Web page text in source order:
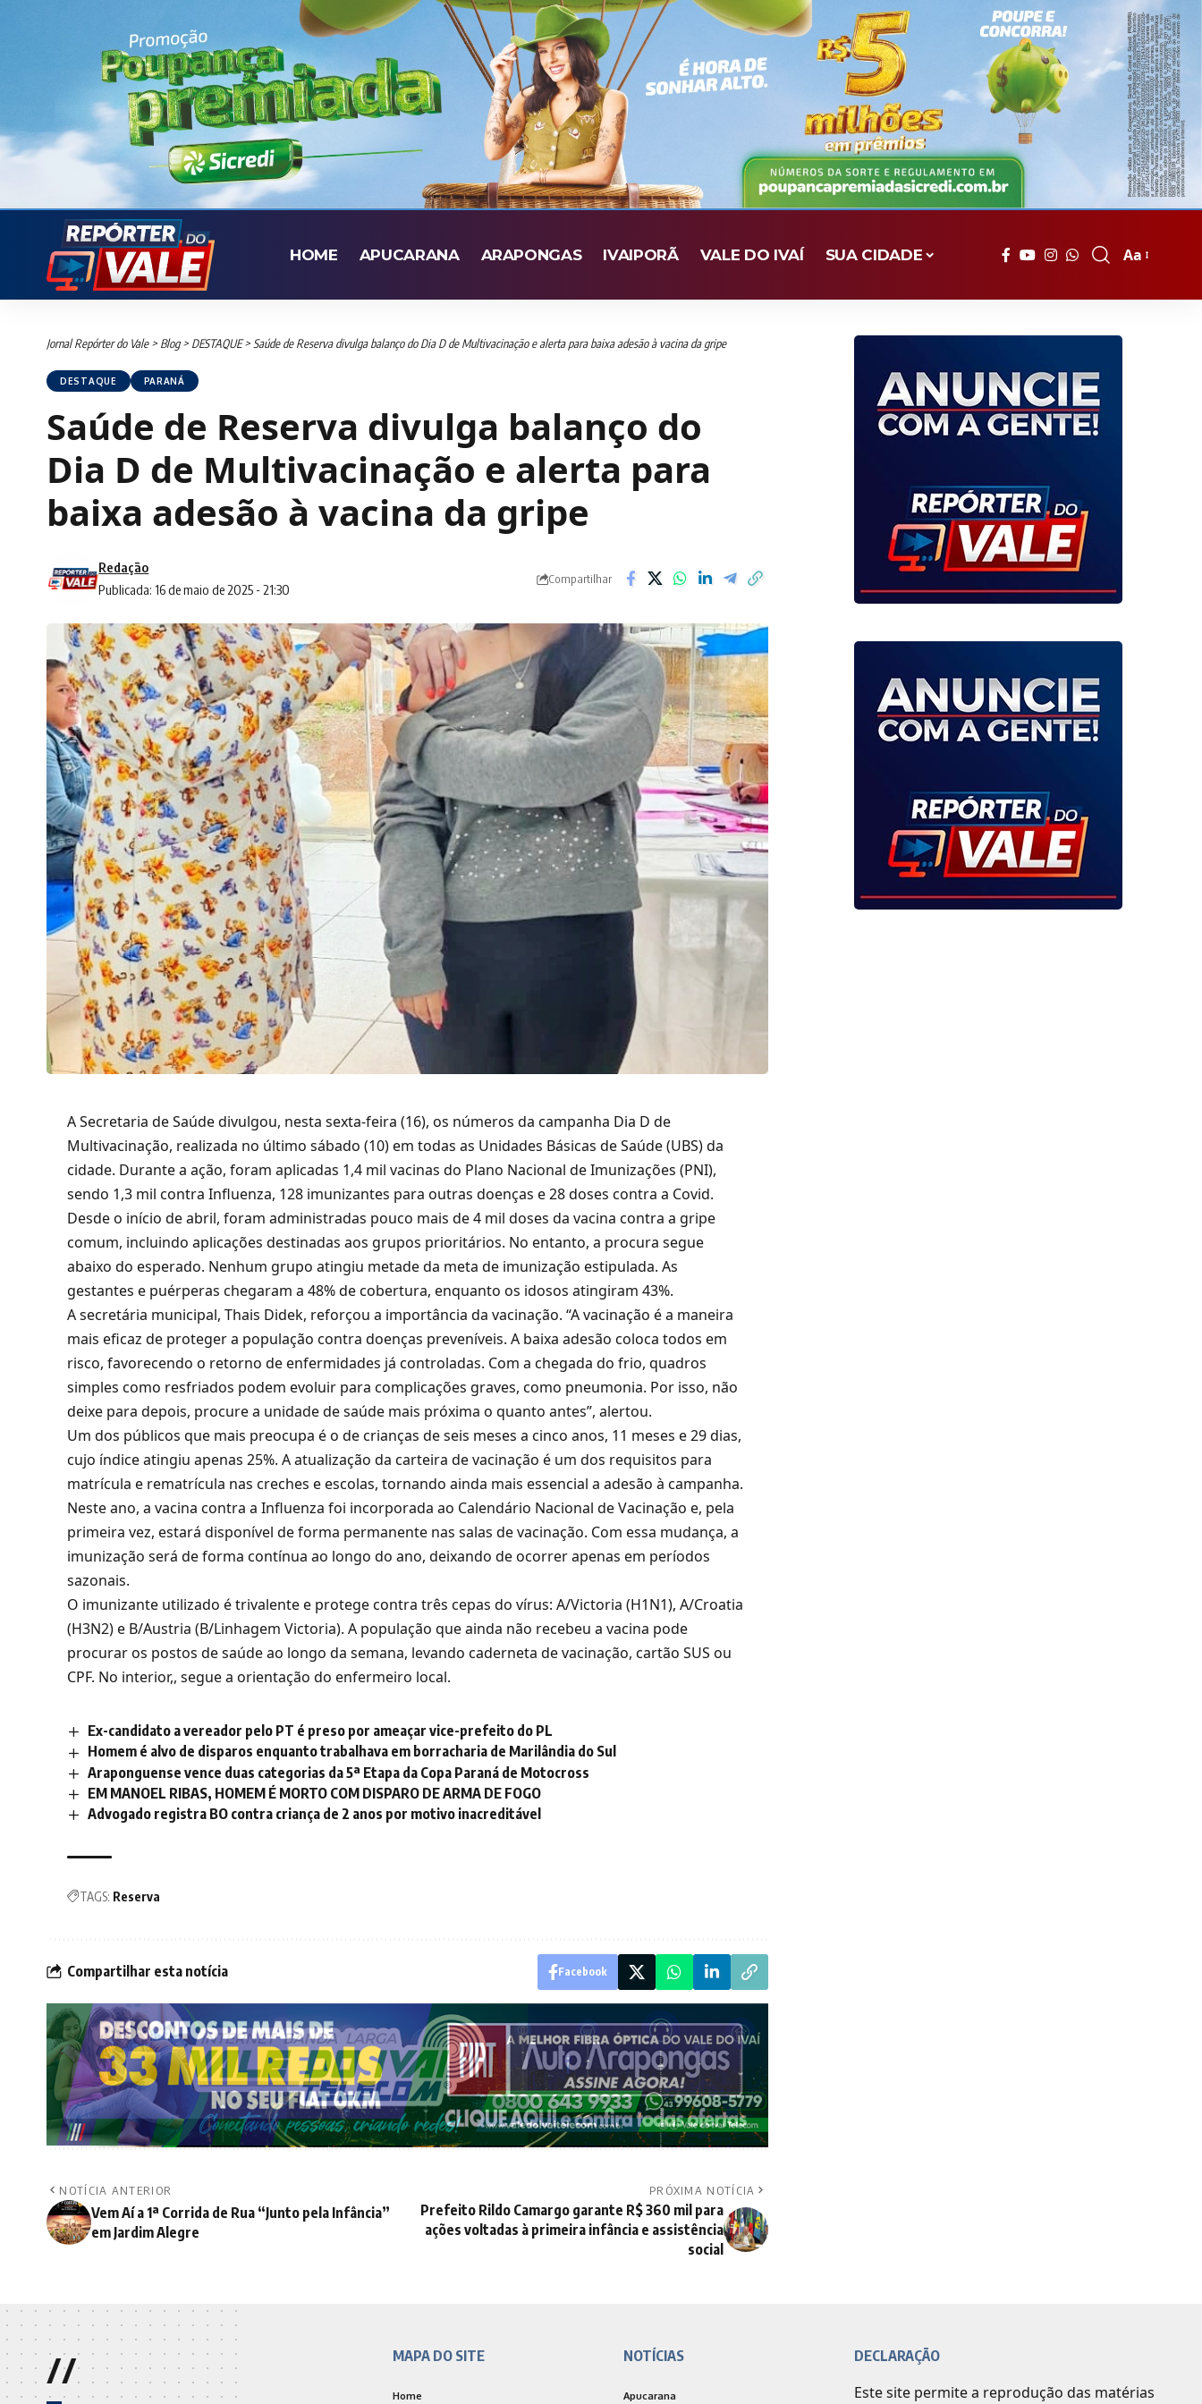
HOME APUCARANA ARAPONGAS IVAIPORÃ VALE DO IVAÍ SUA CIDADE
Font
Aa
Jornal Repórter do Vale> Blog> DESTAQUE> Saúde de Reserva divulga balanço do Dia D de Multivacinação e alerta para baixa adesão à vacina da gripe
DESTAQUE PARANÁ
Saúde de Reserva divulga balanço do
Dia D de Multivacinação e alerta para
baixa adesão à vacina da gripe
Publicada: 16 de maio de 2025 - 21:30
Redação
Compartilhar
A Secretaria de Saúde divulgou, nesta sexta-feira (16), os números da campanha Dia D de
Multivacinação, realizada no último sábado (10) em todas as Unidades Básicas de Saúde (UBS) da
cidade. Durante a ação, foram aplicadas 1,4 mil vacinas do Plano Nacional de Imunizações (PNI),
sendo 1,3 mil contra Influenza, 128 imunizantes para outras doenças e 28 doses contra a Covid.
Desde o início de abril, foram administradas pouco mais de 4 mil doses da vacina contra a gripe
comum, incluindo aplicações destinadas aos grupos prioritários. No entanto, a procura segue
abaixo do esperado. Nenhum grupo atingiu metade da meta de imunização estipulada. As
gestantes e puérperas chegaram a 48% de cobertura, enquanto os idosos atingiram 43%.
A secretária municipal, Thais Didek, reforçou a importância da vacinação. “A vacinação é a maneira
mais eficaz de proteger a população contra doenças preveníveis. A baixa adesão coloca todos em
risco, favorecendo o retorno de enfermidades já controladas. Com a chegada do frio, quadros
simples como resfriados podem evoluir para complicações graves, como pneumonia. Por isso, não
deixe para depois, procure a unidade de saúde mais próxima o quanto antes”, alertou.
Um dos públicos que mais preocupa é o de crianças de seis meses a cinco anos, 11 meses e 29 dias,
cujo índice atingiu apenas 25%. A atualização da carteira de vacinação é um dos requisitos para
matrícula e rematrícula nas creches e escolas, tornando ainda mais essencial a adesão à campanha.
Neste ano, a vacina contra a Influenza foi incorporada ao Calendário Nacional de Vacinação e, pela
primeira vez, estará disponível de forma permanente nas salas de vacinação. Com essa mudança, a
imunização será de forma contínua ao longo do ano, deixando de ocorrer apenas em períodos
sazonais.
O imunizante utilizado é trivalente e protege contra três cepas do vírus: A/Victoria (H1N1), A/Croatia
(H3N2) e B/Austria (B/Linhagem Victoria). A população que ainda não recebeu a vacina pode
procurar os postos de saúde ao longo da semana, levando caderneta de vacinação, cartão SUS ou
CPF. No interior,, segue a orientação do enfermeiro local.
Ex-candidato a vereador pelo PT é preso por ameaçar vice-prefeito do PL
Homem é alvo de disparos enquanto trabalhava em borracharia de Marilândia do Sul
Araponguense vence duas categorias da 5ª Etapa da Copa Paraná de Motocross
EM MANOEL RIBAS, HOMEM É MORTO COM DISPARO DE ARMA DE FOGO
Advogado registra BO contra criança de 2 anos por motivo inacreditável
TAGS: Reserva
Compartilhar esta notícia Facebook
NOTÍCIA ANTERIOR
Vem Aí a 1ª Corrida de Rua “Junto pela Infância”
em Jardim Alegre
PRÓXIMA NOTÍCIA
Prefeito Rildo Camargo garante R$ 360 mil para
ações voltadas à primeira infância e assistência
social
// MAPA DO SITE
Home
NOTÍCIAS
Apucarana
DECLARAÇÃO
Este site permite a reprodução das matérias